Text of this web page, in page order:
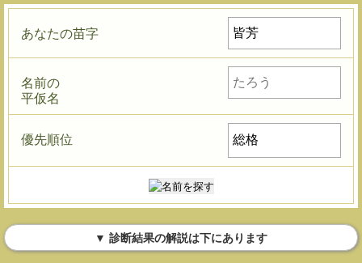
あなたの苗字
名前の
平仮名
優先順位
▼ 診断結果の解説は下にあります